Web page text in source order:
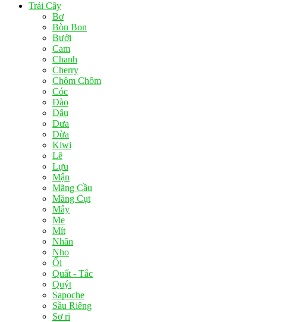
Trái Cây
Bơ
Bòn Bon
Bưởi
Cam
Chanh
Cherry
Chôm Chôm
Cóc
Đào
Dâu
Dưa
Dừa
Kiwi
Lê
Lựu
Mận
Mãng Cầu
Măng Cụt
Mây
Me
Mít
Nhãn
Nho
Ổi
Quất - Tắc
Quýt
Sapoche
Sầu Riêng
Sơ ri